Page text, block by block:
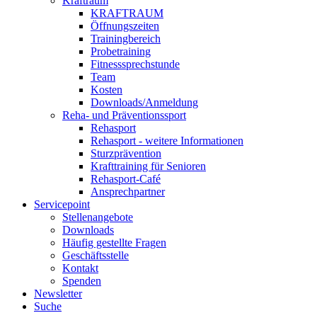
KRAFTRAUM
Öffnungszeiten
Trainingbereich
Probetraining
Fitnesssprechstunde
Team
Kosten
Downloads/Anmeldung
Reha- und Präventionssport
Rehasport
Rehasport - weitere Informationen
Sturzprävention
Krafttraining für Senioren
Rehasport-Café
Ansprechpartner
Servicepoint
Stellenangebote
Downloads
Häufig gestellte Fragen
Geschäftsstelle
Kontakt
Spenden
Newsletter
Suche